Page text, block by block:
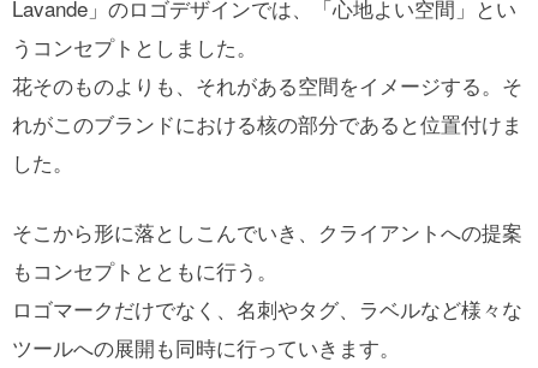
Lavande」のロゴデザインでは、「心地よい空間」とい
うコンセプトとしました。
花そのものよりも、それがある空間をイメージする。そ
れがこのブランドにおける核の部分であると位置付けま
した。
そこから形に落としこんでいき、クライアントへの提案
もコンセプトとともに行う。
ロゴマークだけでなく、名刺やタグ、ラベルなど様々な
ツールへの展開も同時に行っていきます。